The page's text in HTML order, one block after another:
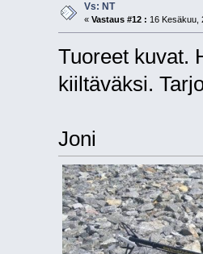
Vs: NT
« Vastaus #12 : 16 Kesäkuu,
Tuoreet kuvat.
kiiltäväksi.
Joni